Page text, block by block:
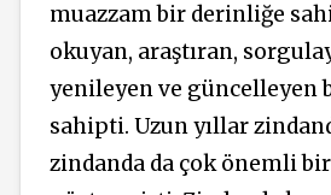
muazzam bir derinliğe
okuyan, araştıran,
yenileyen ve güncelleyen
sahipti. Uzun yıllar
zindanda da çok önemli